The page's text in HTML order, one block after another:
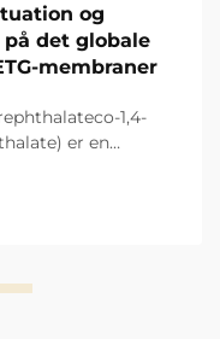
og
det globale
membraner
1,4-
er en